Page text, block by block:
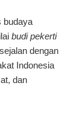
budaya
budi pekerti
dengan
Indonesia
dan